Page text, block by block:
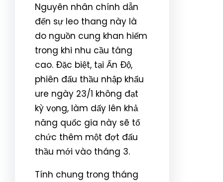
Nguyên nhân chính dẫn
đến sự leo thang này là
do nguồn cung khan hiếm
trong khi nhu cầu tăng
cao. Đặc biệt, tại Ấn Độ,
phiên đấu thầu nhập khẩu
ure ngày 23/1 không đạt
kỳ vọng, làm dấy lên khả
năng quốc gia này sẽ tổ
chức thêm một đợt đấu
thầu mới vào tháng 3.
Tính chung trong tháng